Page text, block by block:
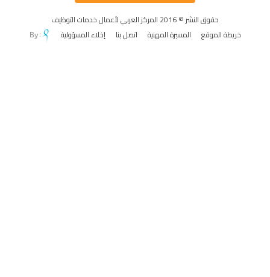
حقوق النشر © 2016 المركز العربي لأعمال خدمات التوظيف
خريطة الموقع
المسيرة المهنية اتصل بنا إخلاء المسؤولية